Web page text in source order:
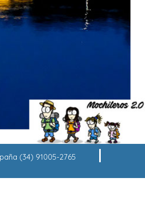
(34) 91005-2765